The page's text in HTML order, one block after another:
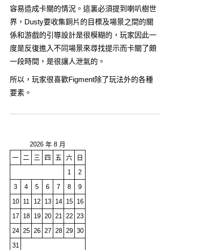
容易造成卡關的情況。這裏必須提到喇叭樹世
界，Dusty要收集銅片的目標及場景之間的關
係和游戲的引導設計是很模糊的，玩家因此一
度是反復進入不同場景來尋找提示而卡關了頗
一段時間，是很讓人泄氣的。
所以，玩家很喜歡Figment除了玩法外的各種
要素。
2026 年 8 月
一
二 三 四 五 六
日
1
2
3
4 5 6 7 8
9
10
11 12 13 14 15
16
17
18 19 20 21 22
23
24
25 26 27 28 29 30
31